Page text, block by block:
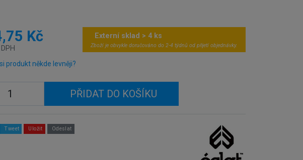
Kč Externí sklad > 4 ks
Zboží je obvykle doručováno do 2-4 týdnů od přijetí objednávky.
produkt někde levněji?
PŘIDAT DO KOŠÍKU
Tweet Uložit Odeslat